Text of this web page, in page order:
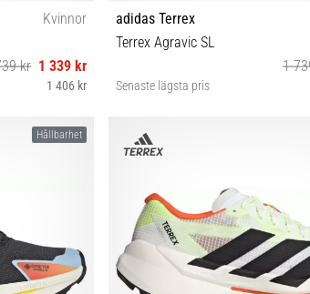
Kvinnor
kr 1 339 kr
1 406 kr
42 42⅔
adidas Terrex
Terrex Agravic SL
1
Senaste lägsta pris
40⅔ 42 42⅔ 43⅓ 44 44⅔ 45⅓
Hållbarhet